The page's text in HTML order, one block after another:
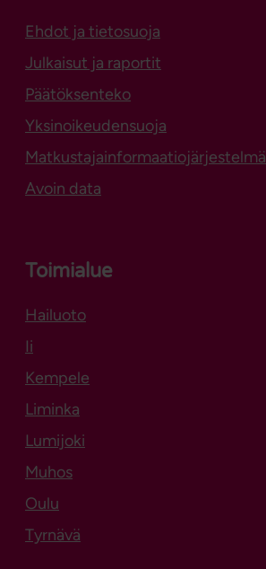
Ehdot ja tietosuoja
Julkaisut ja raportit
Päätöksenteko
Yksinoikeudensuoja
Matkustajainformaatiojärjestelmä
Avoin data
Toimialue
Hailuoto
Ii
Kempele
Liminka
Lumijoki
Muhos
Oulu
Tyrnävä